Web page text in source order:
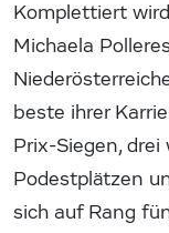
Komplettiert
Michaela
beste ihrer
Prix-Siegen, drei
Podestplätzen
sich auf Rang